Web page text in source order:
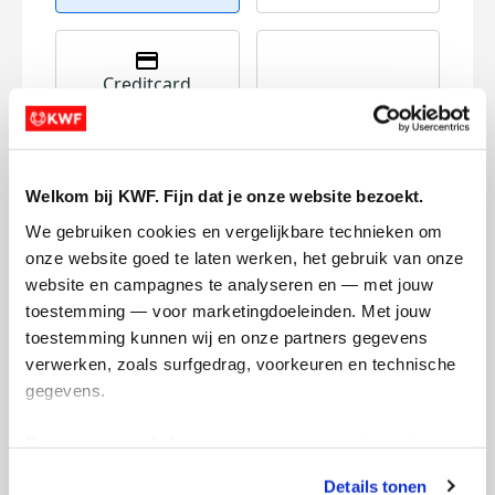
Welkom bij KWF. Fijn dat je onze website bezoekt.
We gebruiken cookies en vergelijkbare technieken om
onze website goed te laten werken, het gebruik van onze
website en campagnes te analyseren en — met jouw
toestemming — voor marketingdoeleinden. Met jouw
toestemming kunnen wij en onze partners gegevens
verwerken, zoals surfgedrag, voorkeuren en technische
gegevens.
Details tonen
Creditcard
Referentie
Ik wil bijdragen aan de transactiekosten
en betaal €0.75 extra.